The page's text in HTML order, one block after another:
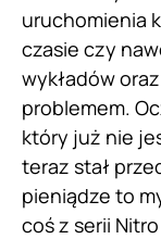
uruchomienia
czasie czy
wykładów
problemem.
który już nie
teraz stał
pieniądze to
coś z serii